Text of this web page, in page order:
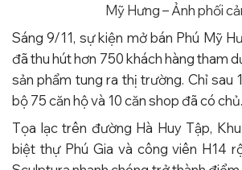
Mỹ Hưng – Ảnh phối
Sáng 9/11, sự kiện mở bán Phú Mỹ
đã thu hút hơn 750 khách hàng tham
sản phẩm tung ra thị trường. Chỉ sau
bộ 75 căn hộ và 10 căn shop đã có chủ.
Tọa lạc trên đường Hà Huy Tập,
biệt thự Phú Gia và công viên H14